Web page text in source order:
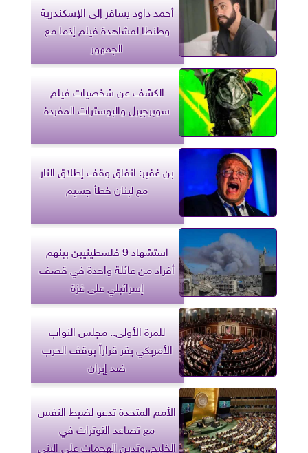
أحمد داود يسافر إلى الإسكندرية
وطنطا لمشاهدة فيلم إذما مع
الجمهور
الكشف عن شخصيات فيلم
سوبرجيرل والبوسترات المفردة
بن غفير: اتفاق وقف إطلاق النار
مع لبنان خطأ جسيم
استشهاد 9 فلسطينيين بينهم
أفراد من عائلة واحدة في قصف
إسرائيلي على غزة
للمرة الأولى.. مجلس النواب
الأمريكي يقر قراراً بوقف الحرب
ضد إيران
الأمم المتحدة تدعو لضبط النفس
مع تصاعد التوترات في
الخليج..وتدين الهجمات على البنى